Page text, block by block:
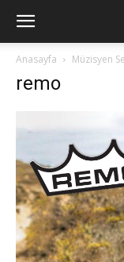
Anasayfa Müzisyen
remo